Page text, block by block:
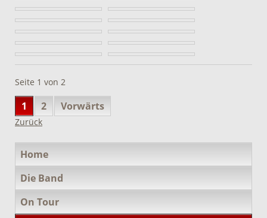
Seite 1 von 2
1 2 Vorwärts
Zurück
überspringen
Home
Die Band
On Tour